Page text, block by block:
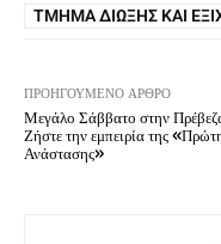
ΤΜΉΜΑ ΔΊΩΞΗΣ ΚΑΙ
ΠΡΟΗΓΟΎΜΕΝΟ ΆΡΘΡΟ
Μεγάλο Σάββατο στην
Ζήστε την εμπειρία της
Ανάστασης»